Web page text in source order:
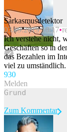
Beitrag melden
Sarkasmusdetektor
03.09.2019 10:17
Ich verstehe nicht,
Geschäften so in
das Bezahlen im
viel zu umständlich.
930
Melden
Zum Kommentar